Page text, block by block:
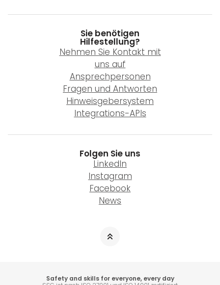
Sie benötigen
Hilfestellung?
Nehmen Sie Kontakt mit
uns auf
Ansprechpersonen
Fragen und Antworten
Hinweisgebersystem
Integrations-APIs
Folgen Sie uns
LinkedIn
Instagram
Facebook
News
Safety and skills for everyone, every day